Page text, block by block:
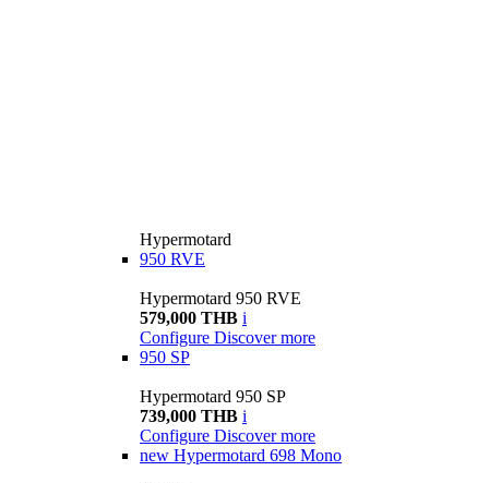
Hypermotard
950 RVE
Hypermotard 950 RVE
579,000 THB i
Configure Discover more
950 SP
Hypermotard 950 SP
739,000 THB i
Configure Discover more
new Hypermotard 698 Mono